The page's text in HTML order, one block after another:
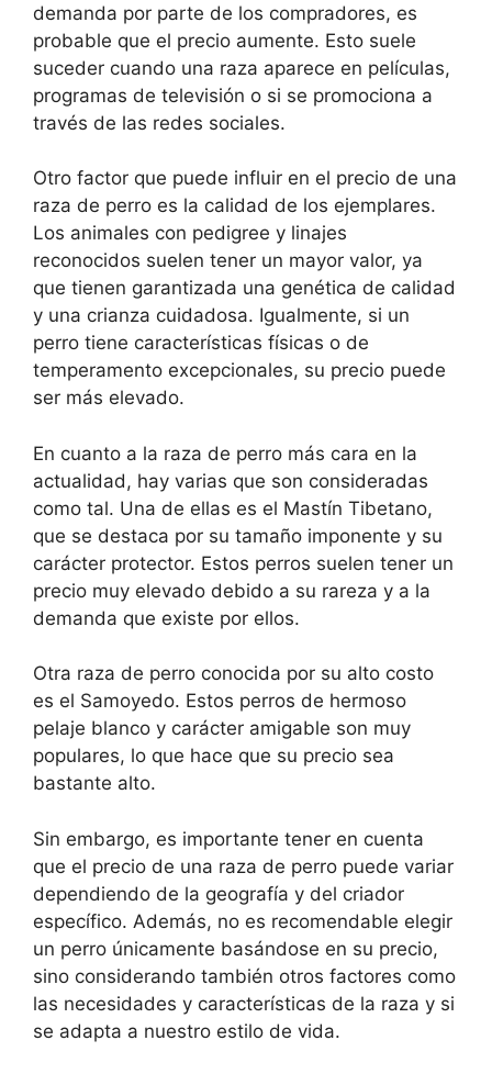
demanda por parte de los compradores, es
probable que el precio aumente. Esto suele
suceder cuando una raza aparece en películas,
programas de televisión o si se promociona a
través de las redes sociales.
Otro factor que puede influir en el precio de una
raza de perro es la calidad de los ejemplares.
Los animales con pedigree y linajes
reconocidos suelen tener un mayor valor, ya
que tienen garantizada una genética de calidad
y una crianza cuidadosa. Igualmente, si un
perro tiene características físicas o de
temperamento excepcionales, su precio puede
ser más elevado.
En cuanto a la raza de perro más cara en la
actualidad, hay varias que son consideradas
como tal. Una de ellas es el Mastín Tibetano,
que se destaca por su tamaño imponente y su
carácter protector. Estos perros suelen tener un
precio muy elevado debido a su rareza y a la
demanda que existe por ellos.
Otra raza de perro conocida por su alto costo
es el Samoyedo. Estos perros de hermoso
pelaje blanco y carácter amigable son muy
populares, lo que hace que su precio sea
bastante alto.
Sin embargo, es importante tener en cuenta
que el precio de una raza de perro puede variar
dependiendo de la geografía y del criador
específico. Además, no es recomendable elegir
un perro únicamente basándose en su precio,
sino considerando también otros factores como
las necesidades y características de la raza y si
se adapta a nuestro estilo de vida.